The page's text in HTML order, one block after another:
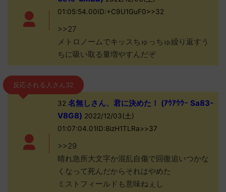
01:05:54.00ID:+C9U1GuF0>>32
>>27
メトロノームでキッスちゅっちゅ繰り返すう
ちに吸い取る量増やすんだぞ
反応される人さん32
32 名無しさん、君に決めた！ (ｱｳｱｳｳｰ Sa83-
V8G8) 2022/12/03(土)
01:07:04.01ID:8izH1TLRa>>37
>>29
晴れ急所大文字か混乱自傷で回復追いつかな
くなって死んだからそれはやめた
ミストフィールドも意味ねぇし